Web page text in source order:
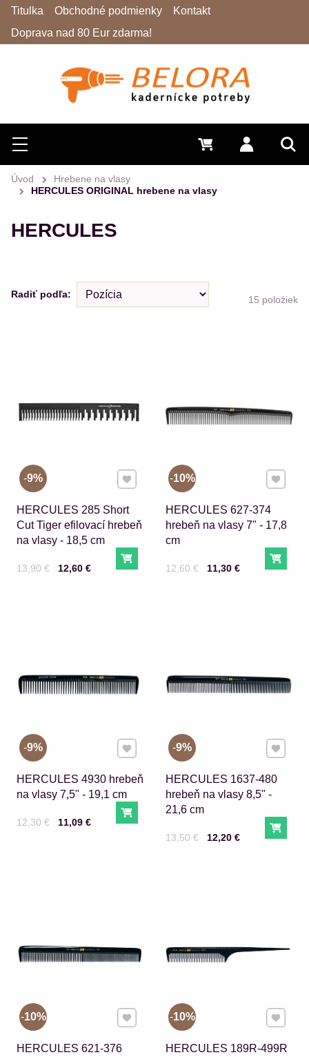
Hľadať
Menu Prihlásiť
0 €
Titulka Obchodné podmienky
Kontakt
Doprava nad 80 Eur zdarma!
Úvod
Hrebene na vlasy
HERCULES ORIGINAL hrebene na vlasy
HERCULES
Radiť podľa: 15 položiek
HERCULES 285 Short
Cut Tiger efilovací hrebeň
na vlasy - 18,5 cm
Cena s DPH12,60 €
Pred zľavou:
13,90 € Do košíka
9% Pridať k Obľúbeným
HERCULES 627-374
hrebeň na vlasy 7" - 17,8
cm
Cena s DPH11,30 €
Pred zľavou:
12,60 € Do
10% Pridať
HERCULES 4930 hrebeň
na vlasy 7,5" - 19,1 cm
Cena s DPH11,09 €
Pred zľavou:
12,30 € Do košíka
9% Pridať k Obľúbeným
HERCULES 1637-480
hrebeň na vlasy 8,5" -
21,6 cm
Cena s DPH12,20 €
Pred zľavou:
13,50 € Do
9% Pridať
HERCULES 621-376
10% Pridať k Obľúbeným
HERCULES 189R-499R
10% Pridať